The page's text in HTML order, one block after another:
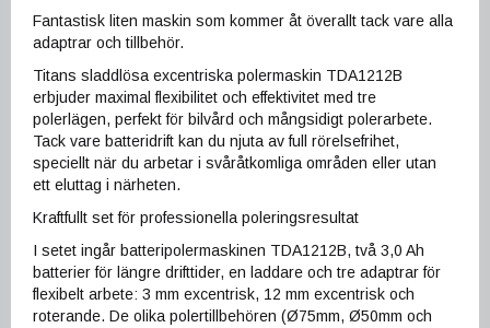
Fantastisk liten maskin som kommer åt överallt tack vare alla
adaptrar och tillbehör.
Titans sladdlösa excentriska polermaskin TDA1212B
erbjuder maximal flexibilitet och effektivitet med tre
polerlägen, perfekt för bilvård och mångsidigt polerarbete.
Tack vare batteridrift kan du njuta av full rörelsefrihet,
speciellt när du arbetar i svåråtkomliga områden eller utan
ett eluttag i närheten.
Kraftfullt set för professionella poleringsresultat
I setet ingår batteripolermaskinen TDA1212B, två 3,0 Ah
batterier för längre drifttider, en laddare och tre adaptrar för
flexibelt arbete: 3 mm excentrisk, 12 mm excentrisk och
roterande. De olika polertillbehören (Ø75mm, Ø50mm och